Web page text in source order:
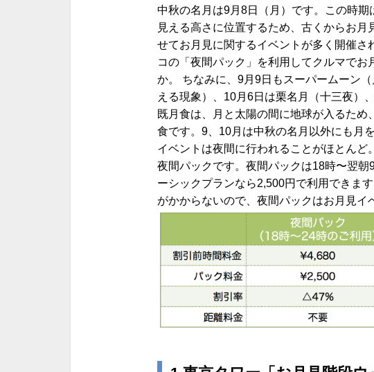
中秋の名月は9月8日（月）です。この時
見える高さに位置するため、古くからお
せてお月見に関するイベントが多く開催さ
コの「夜間パック」を利用してクルマでお
か。 ちなみに、9月9日もスーパームーン
える現象）、10月6日は栗名月（十三夜）
既月食は、月と太陽の間に地球が入るため
食です。9、10月は中秋の名月以外にも月
イベントは夜間に行われることがほとん
夜間パックです。夜間パックは18時〜翌
ーシックプランなら2,500円で利用できま
がかからないので、夜間パックはお月見イ